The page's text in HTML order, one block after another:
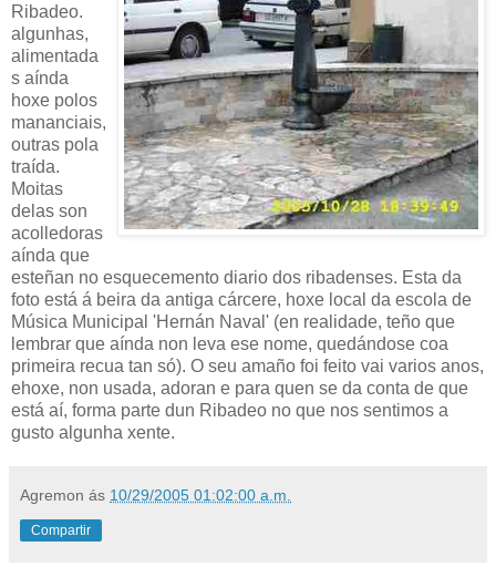
Ribadeo.
algunhas,
alimentada
s aínda
hoxe polos
mananciais,
outras pola
traída.
Moitas
delas son
acolledoras
aínda que
esteñan no esquecemento diario dos ribadenses. Esta da
foto está á beira da antiga cárcere, hoxe local da escola de
Música Municipal 'Hernán Naval' (en realidade, teño que
lembrar que aínda non leva ese nome, quedándose coa
primeira recua tan só). O seu amaño foi feito vai varios anos,
ehoxe, non usada, adoran e para quen se da conta de que
está aí, forma parte dun Ribadeo no que nos sentimos a
gusto algunha xente.
Agremon ás 10/29/2005 01:02:00 a.m.
Compartir